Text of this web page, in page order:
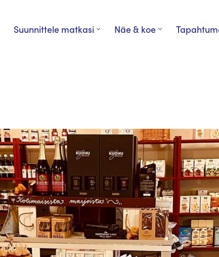
Suunnittele matkasi Näe & koe